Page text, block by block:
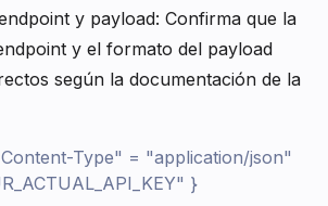
y payload: Confirma que la
y el formato del payload
según la documentación de la
Type" = "application/json"
}